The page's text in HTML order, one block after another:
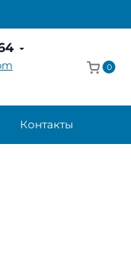
0
Контакты